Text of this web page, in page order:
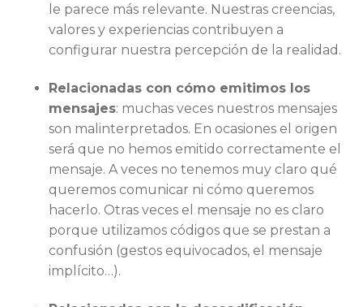
le parece más relevante. Nuestras creencias,
valores y experiencias contribuyen a
configurar nuestra percepción de la realidad.
Relacionadas con cómo emitimos los
mensajes: muchas veces nuestros mensajes
son malinterpretados. En ocasiones el origen
será que no hemos emitido correctamente el
mensaje. A veces no tenemos muy claro qué
queremos comunicar ni cómo queremos
hacerlo. Otras veces el mensaje no es claro
porque utilizamos códigos que se prestan a
confusión (gestos equivocados, el mensaje
implícito…).